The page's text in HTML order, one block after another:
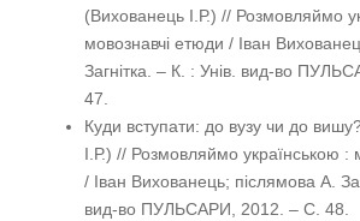
(Вихованець І.Р.) // Розмовляймо
мовознавчі етюди / Іван
Загнітка. – К. : Унів. вид-во
47.
Куди вступати: до вузу чи до
І.Р.) // Розмовляймо українською :
/ Іван Вихованець; післямова А.
вид-во ПУЛЬСАРИ, 2012. – С. 48.